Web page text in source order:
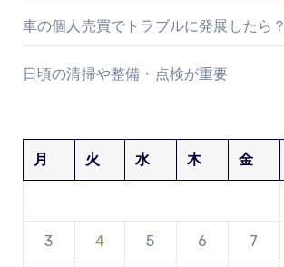
車の個人売買でトラブルに発展したら？
日頃の清掃や整備・点検が重要
月 火 水 木 金
3 4 5 6 7